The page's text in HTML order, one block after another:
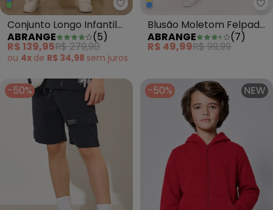
Abrange - Conjunto Longo
Conjunto Longo Infantil
Menino Outdoor Azul
ABRANGE (5)
R$ 139,95R$ 279,90
ou 4x de R$ 34,98 sem juros
Blusão Moletom Felpado
Infantil Menino Amarelo
ABRANGE (7)
R$ 49,99R$ 99,99
-50% -50% NEW